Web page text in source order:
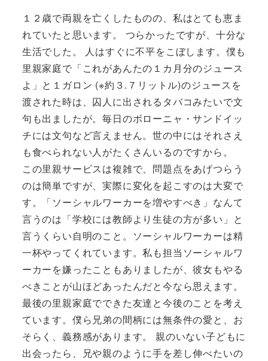
１２歳で両親を亡くしたものの、私はとても恵ま
れていたと思います。 つらかったですが、十分な
生活でした。 人はすぐに不平をこぼします。僕も
里親家庭で「これがあんたの１カ月分のジュース
よ」と１ガロン (※約３.７リットル)のジュースを
渡された時は、囚人に出されるタバコみたいで文
句も出ましたが。毎日のボローニャ・サンドイッ
チには文句など言えません。世の中にはそれさえ
も食べられない人がたくさんいるのですから。
この里親サービスは複雑で、問題点をあげつらう
のは簡単ですが、実際に変化を起こすのは大変で
す。「ソーシャルワーカーを増やすべき」なんて
言うのは「学校には教師より生徒の方が多い」と
言うくらい自明のこと。ソーシャルワーカーは精
一杯やってくれています。私も担当ソーシャルワ
ーカーを嫌ったこともありましたが、彼女もやる
べきことが山ほどあったんだと今なら思えます。
最後の里親家庭でできた友達と今後のことを考え
ています。僕ら兄弟の間柄には無条件の愛と、お
そらく、義務感があります。 親のいない子どもに
出会ったら、兄や親のように手を差し伸べたいの